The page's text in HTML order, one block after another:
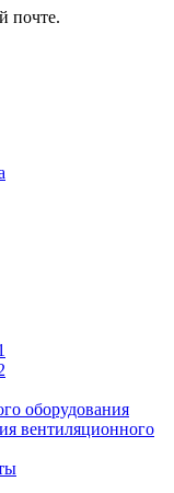
почте.
оборудования
вентиляционного